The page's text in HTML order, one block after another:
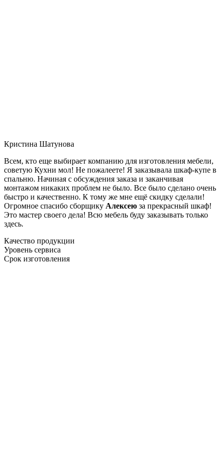
Кристина Шатунова
Всем, кто еще выбирает компанию для изготовления мебели,
советую Кухни мол! Не пожалеете! Я заказывала шкаф-купе в
спальню. Начиная с обсуждения заказа и заканчивая
монтажом никаких проблем не было. Все было сделано очень
быстро и качественно. К тому же мне ещё скидку сделали!
Огромное спасибо сборщику Алексею за прекрасный шкаф!
Это мастер своего дела! Всю мебель буду заказывать только
здесь.
Качество продукции
Уровень сервиса
Срок изготовления